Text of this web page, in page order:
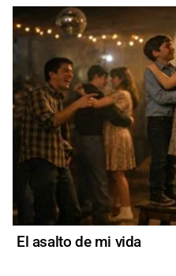
El asalto de mi vida